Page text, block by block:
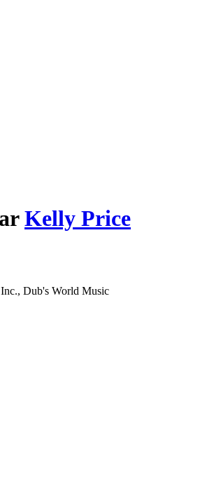
Kelly Price
Dub's World Music